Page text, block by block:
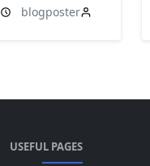
blogposter
USEFUL PAGES